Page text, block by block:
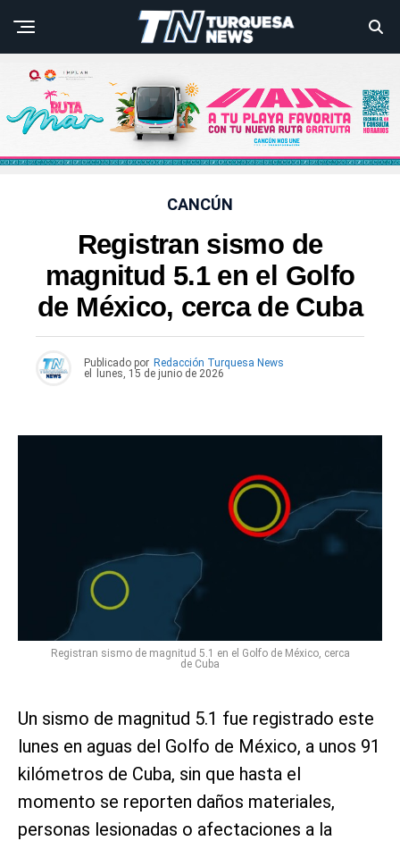
CANCÚN
Registran sismo de
magnitud 5.1 en el Golfo
de México, cerca de Cuba
Publicado por Redacción Turquesa News
el
lunes, 15 de junio de 2026
Registran sismo de magnitud 5.1 en el Golfo de México, cerca
de Cuba
Un sismo de magnitud 5.1 fue registrado este
lunes en aguas del Golfo de México, a unos 91
kilómetros de Cuba, sin que hasta el
momento se reporten daños materiales,
personas lesionadas o afectaciones a la